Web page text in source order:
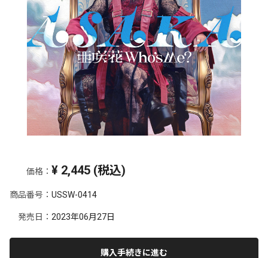
価格： ¥ 2,445 (税込)
商品番号： USSW-0414
発売日： 2023年06月27日
購入手続きに進む